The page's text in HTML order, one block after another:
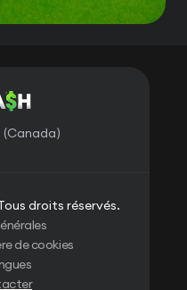
(Canada)
droits réservés.
de cookies